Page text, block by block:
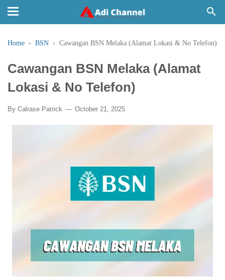
Home › BSN › Cawangan BSN Melaka (Alamat Lokasi & No Telefon)
Cawangan BSN Melaka (Alamat
Lokasi & No Telefon)
By Calrase Patrick October 21, 2025